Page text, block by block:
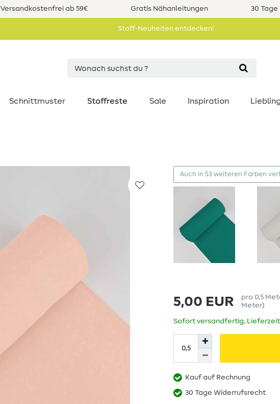
Versandkostenfrei ab 59€ Gratis Nähanleitungen 30
Stoff-Neuheiten entdecken!
Schnittmuster Stoffreste Sale Inspiration
Auch in 53 weiteren Farben
5,00 EUR pro 0,5
Meter)
Sofort versandfertig,
Kauf auf Rechnung
30 Tage Widerrufsrecht